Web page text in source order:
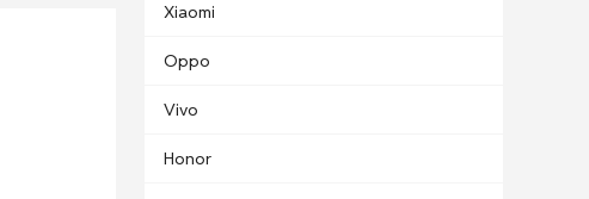
Xiaomi
Oppo
Vivo
Honor